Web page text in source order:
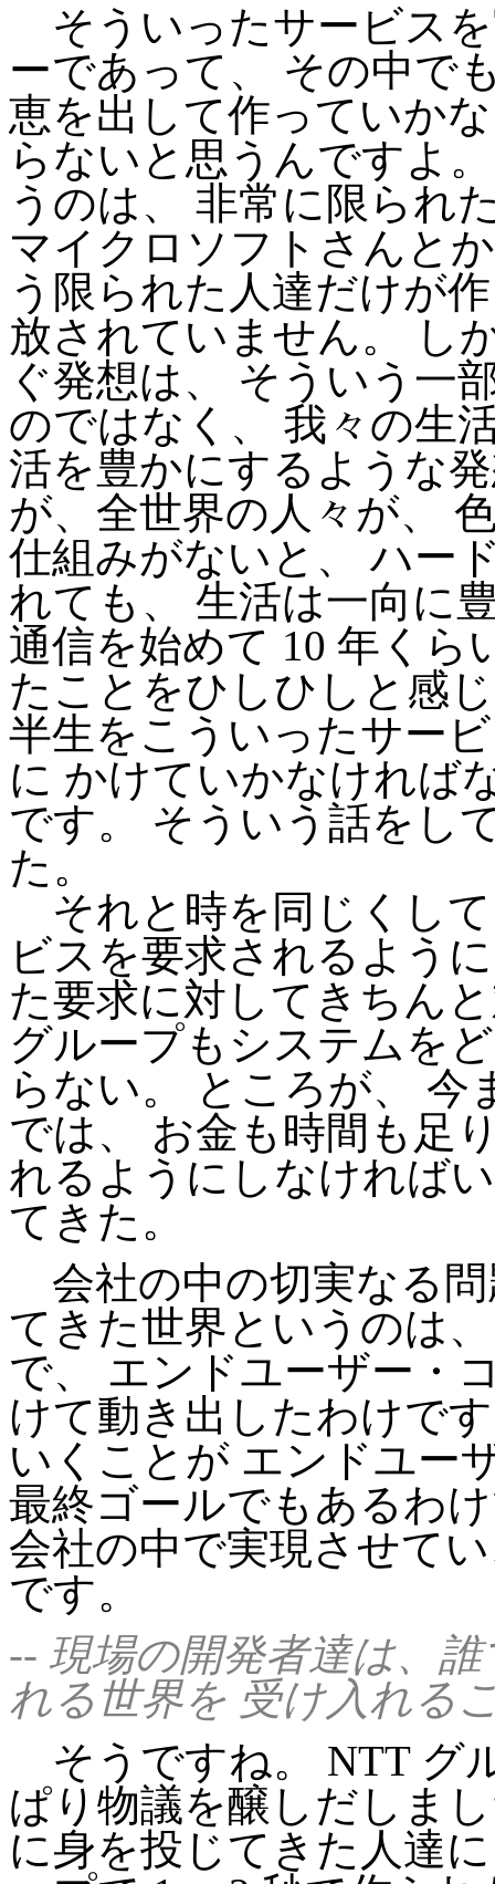
そういったサービス
ーであって、 その中で
恵を出して作っていか
らないと思うんですよ
うのは、 非常に限られ
マイクロソフトさんと
う限られた人達だけが
放されていません。 し
ぐ発想は、 そういう一
のではなく、 我々の生
活を豊かにするような
が、全世界の人々が、
仕組みがないと、 ハー
れても、 生活は一向に
通信を始めて 10 年くら
たことをひしひしと感
半生をこういったサー
に かけていかなければ
です。 そういう話をし
た。
それと時を同じくし
ビスを要求されるよう
た要求に対してきちん
グループもシステムを
らない。 ところが、
では、 お金も時間も足
れるようにしなければ
てきた。
会社の中の切実なる
てきた世界というのは
で、 エンドユーザー・
けて動き出したわけで
いくことが エンドユー
最終ゴールでもあるわ
会社の中で実現させて
です。
-- 現場の開発者達は、
れる世界を 受け入れる
そうですね。 NTT グ
ぱり物議を醸しだしま
に身を投じてきた人達